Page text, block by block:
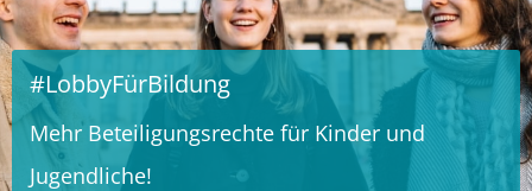
#LobbyFürBildung
Mehr Beteiligungsrechte für Kinder und
Jugendliche!